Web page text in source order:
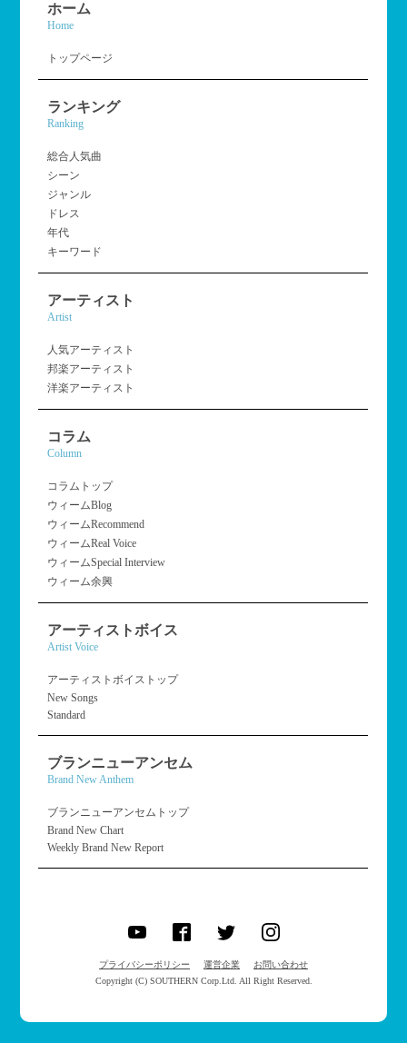
ホーム
Home
トップページ
ランキング
Ranking
総合人気曲
シーン
ジャンル
ドレス
年代
キーワード
アーティスト
Artist
人気アーティスト
邦楽アーティスト
洋楽アーティスト
コラム
Column
コラムトップ
ウィームBlog
ウィームRecommend
ウィームReal Voice
ウィームSpecial Interview
ウィーム余興
アーティストボイス
Artist Voice
アーティストボイストップ
New Songs
Standard
ブランニューアンセム
Brand New Anthem
ブランニューアンセムトップ
Brand New Chart
Weekly Brand New Report
プライバシーポリシー 運営企業
お問い合わせ
Copyright (C) SOUTHERN Corp.Ltd. All Right Reserved.